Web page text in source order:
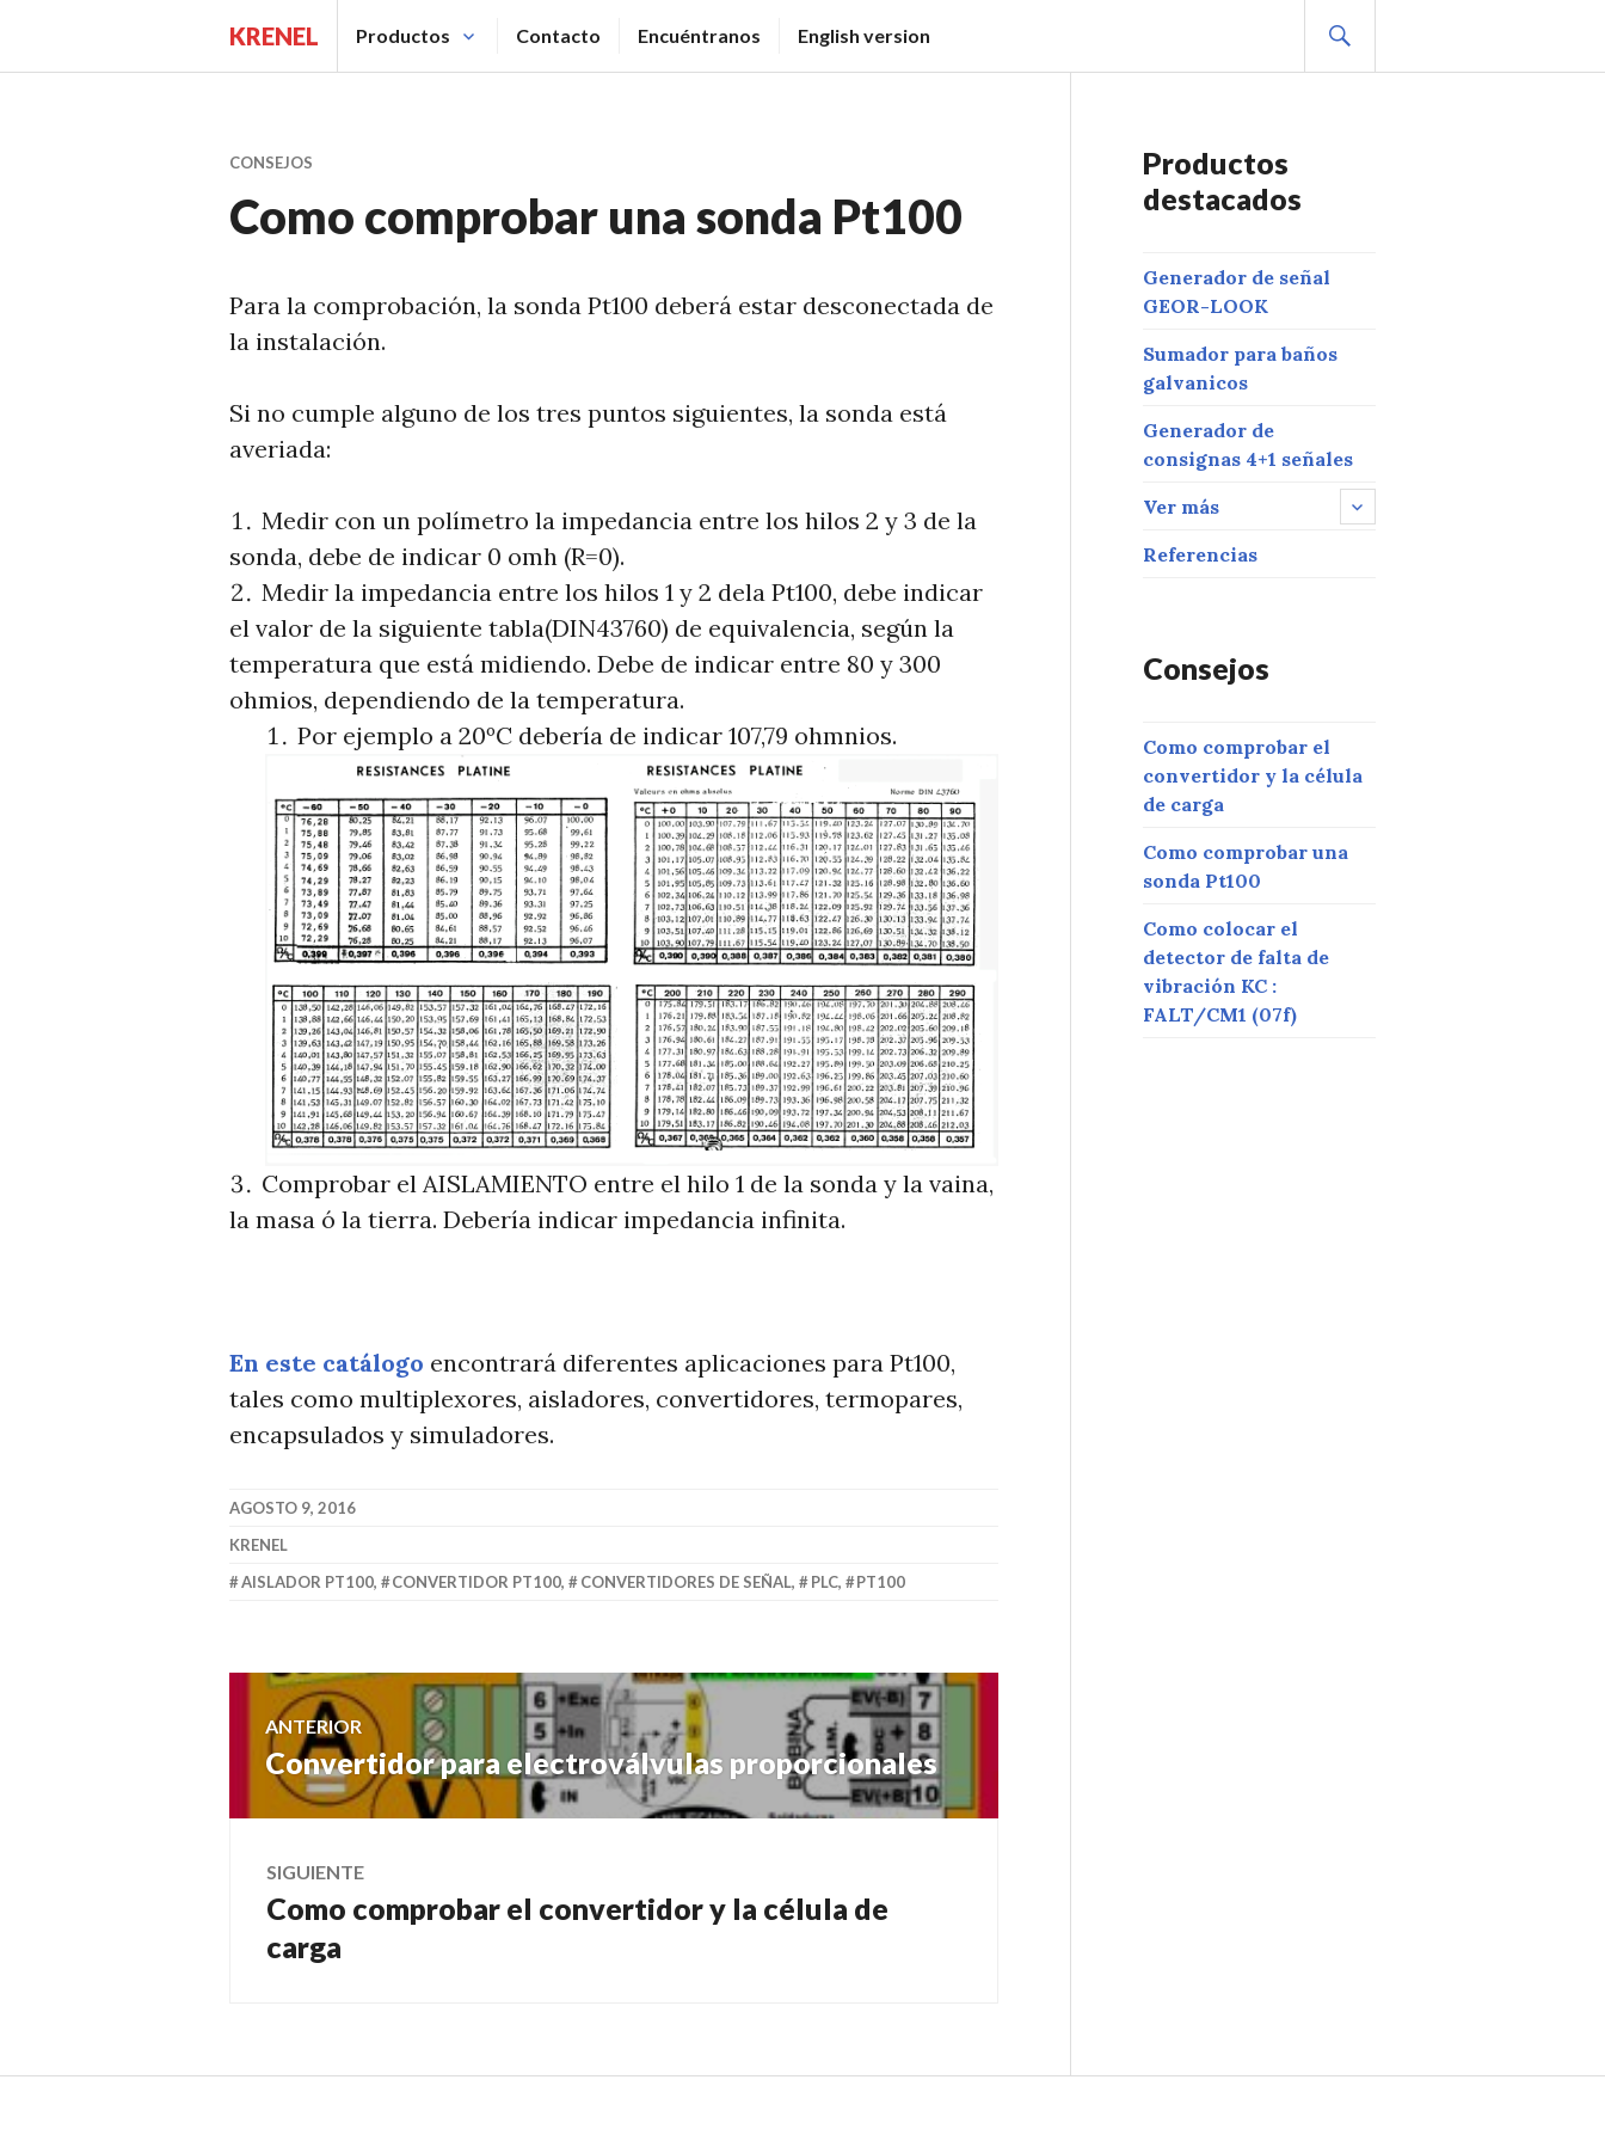
KRENEL Productos Contacto Encuéntranos English version
CONSEJOS
Como comprobar una sonda Pt100
Para la comprobación, la sonda Pt100 deberá estar desconectada de
la instalación.
Si no cumple alguno de los tres puntos siguientes, la sonda está
averiada:
Medir con un polímetro la impedancia entre los hilos 2 y 3 de la
sonda, debe de indicar 0 omh (R=0).
Medir la impedancia entre los hilos 1 y 2 dela Pt100, debe indicar
el valor de la siguiente tabla(DIN43760) de equivalencia, según la
temperatura que está midiendo. Debe de indicar entre 80 y 300
ohmios, dependiendo de la temperatura.
Por ejemplo a 20ºC debería de indicar 107,79 ohmnios.
Comprobar el AISLAMIENTO entre el hilo 1 de la sonda y la vaina,
la masa ó la tierra. Debería indicar impedancia infinita.
En este catálogo encontrará diferentes aplicaciones para Pt100,
tales como multiplexores, aisladores, convertidores, termopares,
encapsulados y simuladores.
AGOSTO 9, 2016
KRENEL
AISLADOR PT100, CONVERTIDOR PT100, CONVERTIDORES DE SEÑAL, PLC, PT100
Navegación
de
entradas
ANTERIOR
Entrada
anterior:
Convertidor para electroválvulas proporcionales
SIGUIENTE
Entrada
siguiente:
Como comprobar el convertidor y la célula de
carga
Productos
destacados
Generador de señal
GEOR-LOOK
Sumador para baños
galvanicos
Generador de
consignas 4+1 señales
Ver más
Referencias
Consejos
Como comprobar el
convertidor y la célula
de carga
Como comprobar una
sonda Pt100
Como colocar el
detector de falta de
vibración KC :
FALT/CM1 (07f)